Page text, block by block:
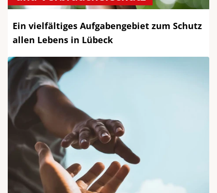
Ein vielfältiges Aufgabengebiet zum Schutz
allen Lebens in Lübeck